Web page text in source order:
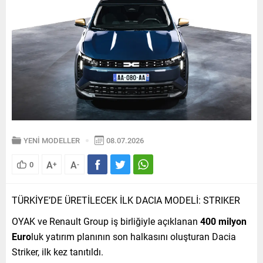
YENİ MODELLER 08.07.2026
0 A+ A-
TÜRKİYE’DE ÜRETİLECEK İLK DACIA MODELİ: STRIKER
OYAK ve Renault Group iş birliğiyle açıklanan 400 milyon
Euroluk yatırım planının son halkasını oluşturan Dacia
Striker, ilk kez tanıtıldı.